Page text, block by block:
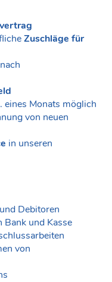
Zuschläge für
eines Monats möglich
von neuen
in unseren
Debitoren
und Kasse
von